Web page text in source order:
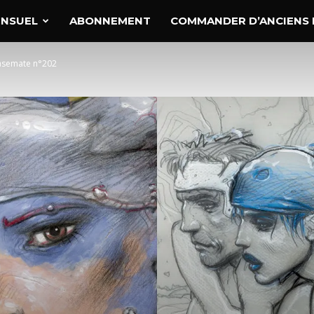
ABONNEMENT COMMANDER D’ANCIENS
n°202